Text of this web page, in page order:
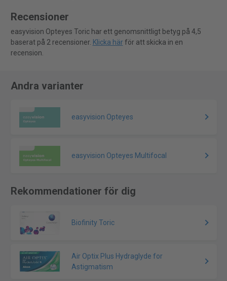
Recensioner
easyvision Opteyes Toric har ett genomsnittligt betyg på 4,5
baserat på 2 recensioner. Klicka härför att skicka in en
recension.
Andra varianter
easyvision Opteyes
easyvision Opteyes Multifocal
Rekommendationer för dig
Biofinity Toric
Air Optix Plus Hydraglyde for
Astigmatism